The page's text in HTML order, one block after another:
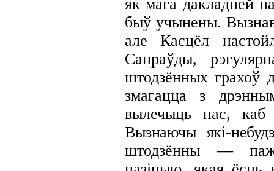
як мага дакладней
быў учынены.
але Касцёл
Сапраўды,
штодзённых грахоў
змагацца з
вылечыць нас,
Вызнаючы які-
штодзённы —